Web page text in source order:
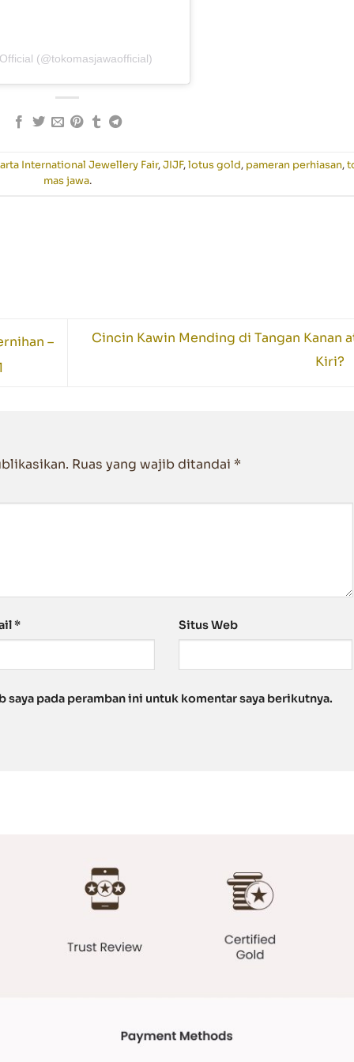
(@tokomasjawaofficial)
International Jewellery Fair,JIJF,lotus gold, pameran perhiasan,
mas jawa.
–
Cincin Kawin Mending di Tangan Kanan
Kiri?
Ruas yang wajib ditandai *
* Situs Web
saya pada peramban ini untuk komentar saya berikutnya.